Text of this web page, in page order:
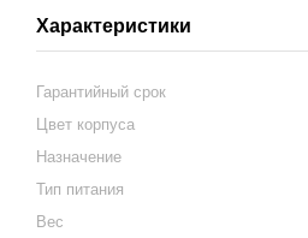
Характеристики
Гарантийный срок
Цвет корпуса
Назначение
Тип питания
Вес